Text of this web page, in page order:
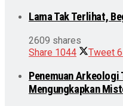
Lama Tak Terlihat,
2609 shares
Share 1044 Tweet
Penemuan
Mengungkapkan